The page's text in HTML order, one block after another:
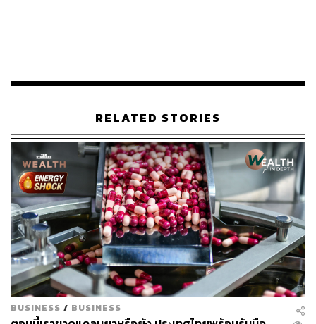
43
ABOUT THE AUTHOR
THE STANDARD TEAM
กองบรรณาธิการ THE STANDARD
RELATED STORIES
BUSINESS / BUSINESS